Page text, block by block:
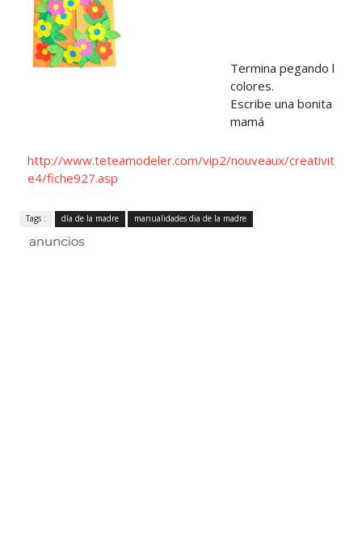
Termina pegando las
colores.
Escribe una bonita
mamá
http://www.teteamodeler.com/vip2/nouveaux/creativit
e4/fiche927.asp
Tags : día de la madre manualidades dia de la madre